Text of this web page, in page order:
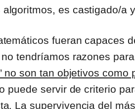
es castigado/a
fueran capaces
tendríamos razones
no son tan objetivos como
puede servir de criterio
La supervivencia del